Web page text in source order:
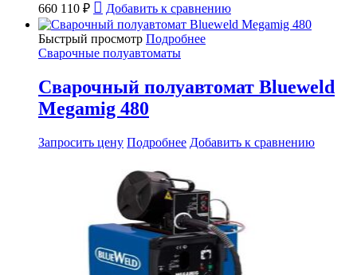
660 110 ₽ Добавить к сравнению
Быстрый просмотр Подробнее
Сварочные полуавтоматы
Сварочный полуавтомат Blueweld
Megamig 480
Запросить цену Подробнее Добавить к сравнению